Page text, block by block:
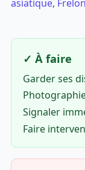
asiatique,
✓ À faire
Garder ses
Signaler
Faire